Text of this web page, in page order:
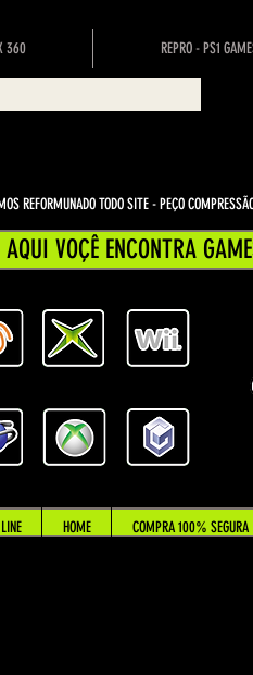
360 REPRO - PS1
AQUI VOÇÊ ENCONTRA
REFORMUNADO TODO SITE - PEÇO
HOME COMPRA 100% SEGURA